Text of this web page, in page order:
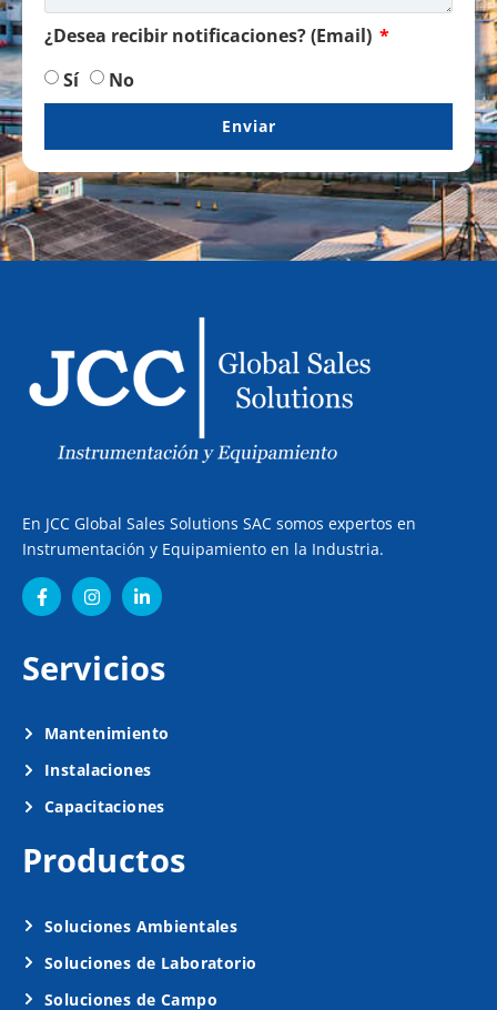
¿Desea recibir notificaciones? (Email)
Sí
No
Enviar
En JCC Global Sales Solutions SAC somos expertos en
Instrumentación y Equipamiento en la Industria.
Servicios
Mantenimiento
Instalaciones
Capacitaciones
Productos
Soluciones Ambientales
Soluciones de Laboratorio
Soluciones de Campo